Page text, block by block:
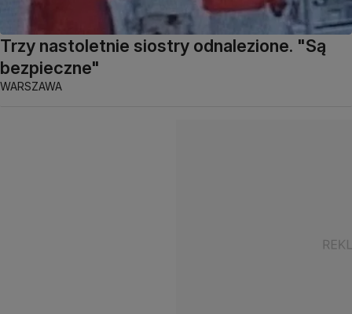
Trzy nastoletnie siostry odnalezione. "Są
bezpieczne"
WARSZAWA